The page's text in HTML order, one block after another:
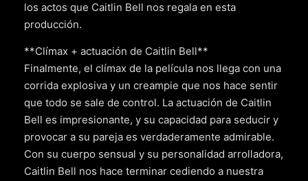
los actos que Caitlin Bell nos regala en esta
producción.
**Clímax + actuación de Caitlin Bell**
Finalmente, el clímax de la película nos llega con una
corrida explosiva y un creampie que nos hace sentir
que todo se sale de control. La actuación de Caitlin
Bell es impresionante, y su capacidad para seducir y
provocar a su pareja es verdaderamente admirable.
Con su cuerpo sensual y su personalidad arrolladora,
Caitlin Bell nos hace terminar cediendo a nuestra